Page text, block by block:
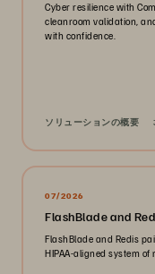
Cyber resilience with
cleanroom validation,
with confidence.
ソリューションの概要
07/2026
FlashBlade and
FlashBlade and Redis
HIPAA-aligned system of